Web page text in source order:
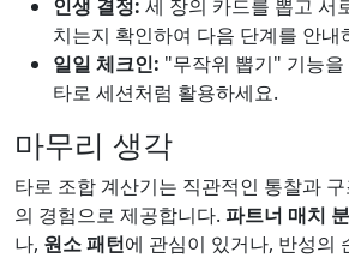
인생 결정: 세 장의 카드를 뽑고 서
치는지 확인하여 다음 단계를 안내
일일 체크인: "무작위 뽑기" 기능
타로 세션처럼 활용하세요.
마무리 생각
타로 조합 계산기는 직관적인 통찰과
의 경험으로 제공합니다. 파트너 매치
나, 원소 패턴에 관심이 있거나, 반성의